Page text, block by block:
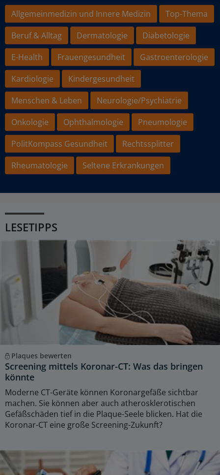
Allgemeinmedizin und Innere Medizin
Top-Thema
Beruf & Alltag
Dermatologie
Diabetologie
E-Health
Frauengesundheit
Gastroenterologie
Kardiologie
Kindergesundheit
Menschen & Leben
Neurologie/Psychiatrie
Onkologie
Ophthalmologie
Pneumologie
PolitKompass Gesundheit
Rechtssplitter
Rheumatologie
Seltene Erkrankungen
LESETIPPS
Plaques bewerten
Screening mittels Koronar-CT: Was das bringen
könnte
Moderne CT-Geräte können Koronargefäße sichtbar
machen. Sie können aber auch atherosklerotischen
Gefäßschäden tief in die Plaque-Seele blicken. Hat die
Koronar-CT eine große Screening-Zukunft?